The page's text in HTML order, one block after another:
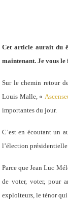
Cet article aurait du
maintenant. Je vous
Sur le chemin retour
Louis Malle, «
importantes du jour.
C’est en écoutant un
l’élection
Parce que Jean Luc
de voter, voter, pour
exploiteurs, le ténor